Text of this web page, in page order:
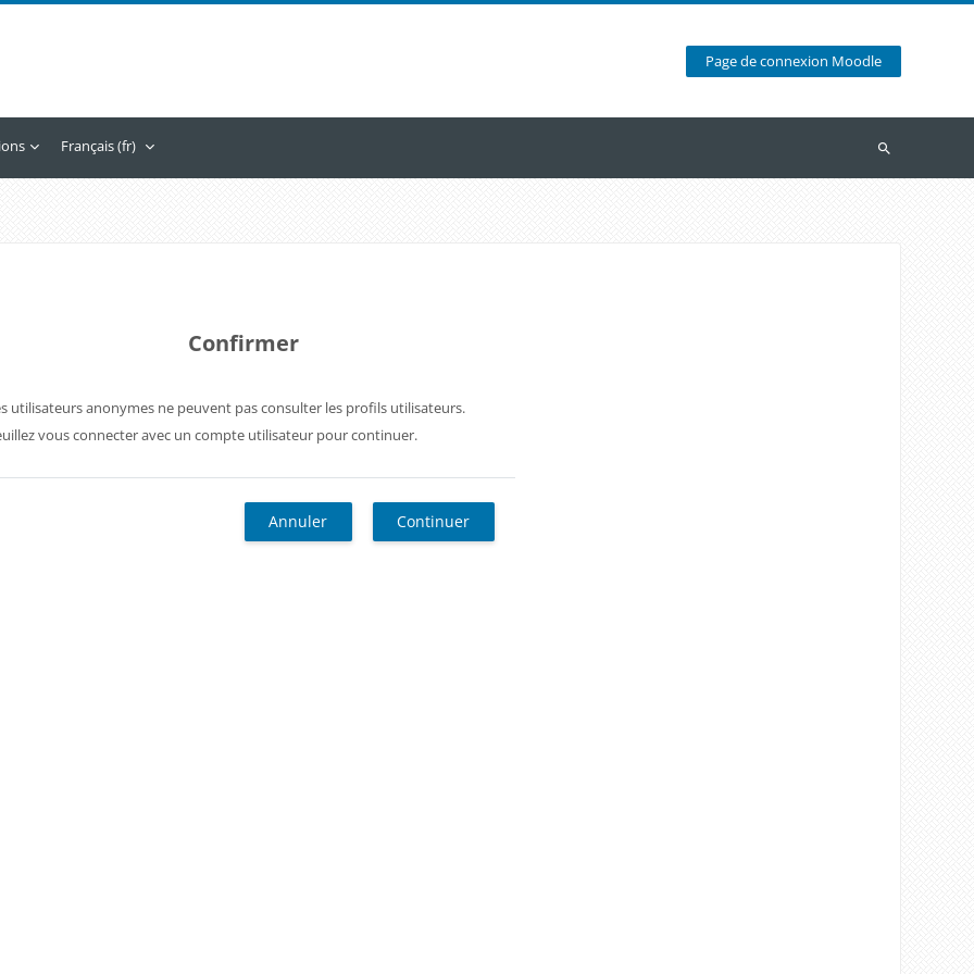
Page de connexion Moodle
Français ‎(fr)‎
Recherche
Confirmer
utilisateurs anonymes ne peuvent pas consulter les profils utilisateurs.
vous connecter avec un compte utilisateur pour continuer.
Annuler Continuer